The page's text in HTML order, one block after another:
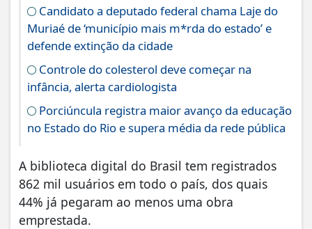
Candidato a deputado federal chama Laje do
Muriaé de ‘município mais m*rda do estado’ e
defende extinção da cidade
Controle do colesterol deve começar na
infância, alerta cardiologista
Porciúncula registra maior avanço da educação
no Estado do Rio e supera média da rede pública
A biblioteca digital do Brasil tem registrados
862 mil usuários em todo o país, dos quais
44% já pegaram ao menos uma obra
emprestada.